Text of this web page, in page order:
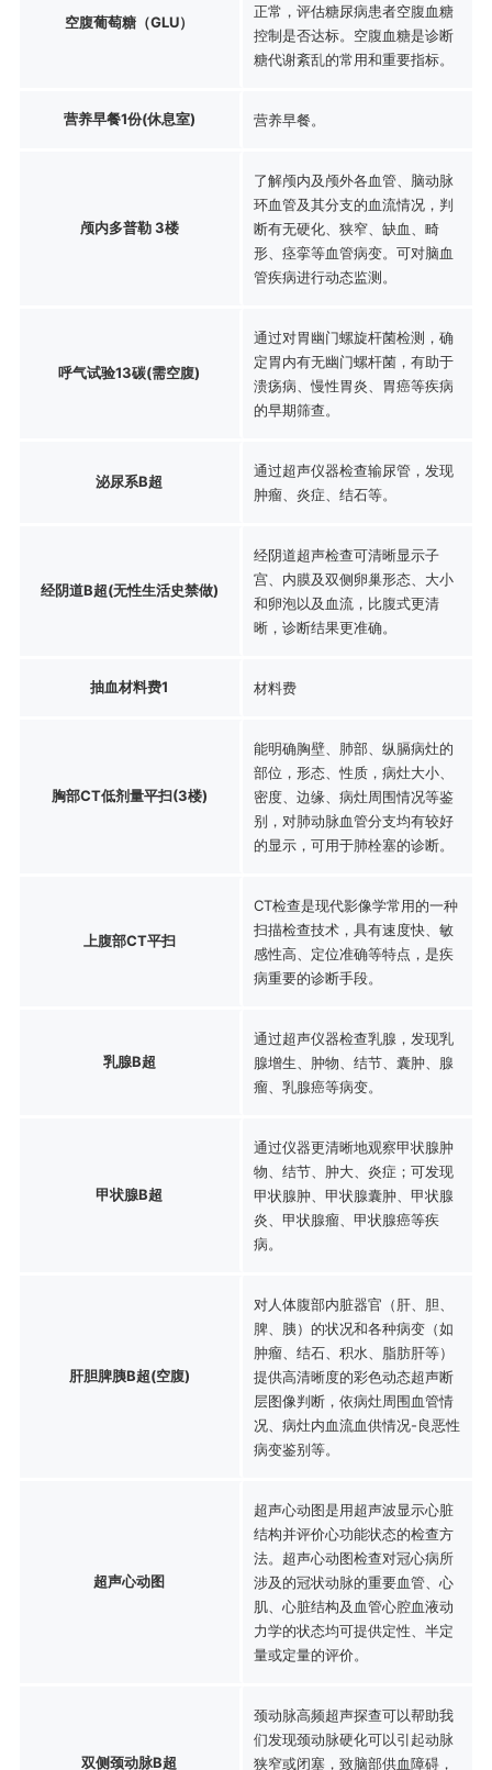
空腹葡萄糖（GLU）
正常，评估糖尿病患者空腹血糖
控制是否达标。空腹血糖是诊断
糖代谢紊乱的常用和重要指标。
营养早餐1份(休息室) 营养早餐。
颅内多普勒 3楼
了解颅内及颅外各血管、脑动脉
环血管及其分支的血流情况，判
断有无硬化、狭窄、缺血、畸
形、痉挛等血管病变。可对脑血
管疾病进行动态监测。
呼气试验13碳(需空腹)
通过对胃幽门螺旋杆菌检测，确
定胃内有无幽门螺杆菌，有助于
溃疡病、慢性胃炎、胃癌等疾病
的早期筛查。
泌尿系B超
通过超声仪器检查输尿管，发现
肿瘤、炎症、结石等。
经阴道B超(无性生活史禁做)
经阴道超声检查可清晰显示子
宫、内膜及双侧卵巢形态、大小
和卵泡以及血流，比腹式更清
晰，诊断结果更准确。
抽血材料费1 材料费
胸部CT低剂量平扫(3楼)
能明确胸壁、肺部、纵膈病灶的
部位，形态、性质，病灶大小、
密度、边缘、病灶周围情况等鉴
别，对肺动脉血管分支均有较好
的显示，可用于肺栓塞的诊断。
上腹部CT平扫
CT检查是现代影像学常用的一种
扫描检查技术，具有速度快、敏
感性高、定位准确等特点，是疾
病重要的诊断手段。
乳腺B超
通过超声仪器检查乳腺，发现乳
腺增生、肿物、结节、囊肿、腺
瘤、乳腺癌等病变。
甲状腺B超
通过仪器更清晰地观察甲状腺肿
物、结节、肿大、炎症；可发现
甲状腺肿、甲状腺囊肿、甲状腺
炎、甲状腺瘤、甲状腺癌等疾
病。
肝胆脾胰B超(空腹)
对人体腹部内脏器官（肝、胆、
脾、胰）的状况和各种病变（如
肿瘤、结石、积水、脂肪肝等）
提供高清晰度的彩色动态超声断
层图像判断，依病灶周围血管情
况、病灶内血流血供情况-良恶性
病变鉴别等。
超声心动图
超声心动图是用超声波显示心脏
结构并评价心功能状态的检查方
法。超声心动图检查对冠心病所
涉及的冠状动脉的重要血管、心
肌、心脏结构及血管心腔血液动
力学的状态均可提供定性、半定
量或定量的评价。
双侧颈动脉B超
颈动脉高频超声探查可以帮助我
们发现颈动脉硬化可以引起动脉
狭窄或闭塞，致脑部供血障碍，